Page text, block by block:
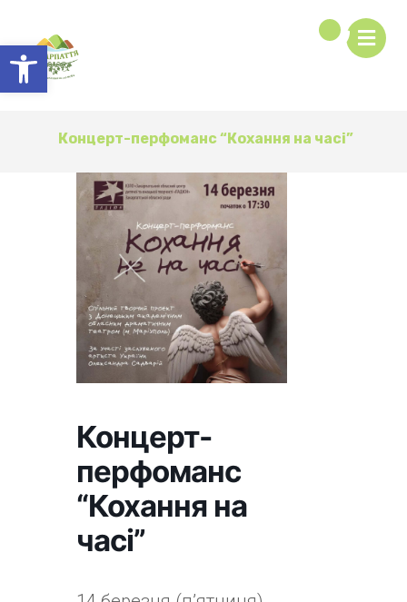
Відкрити Панель інструментів
Концерт-перфоманс “Кохання на часі”
Концерт-
перфоманс
“Кохання на
часі”